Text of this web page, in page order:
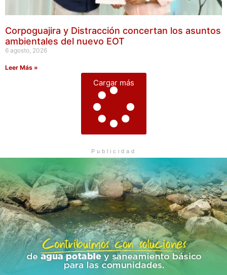
Corpoguajira y Distracción concertan los asuntos
ambientales del nuevo EOT
6 agosto, 2026
Leer Más »
Cargar más
Publicidad